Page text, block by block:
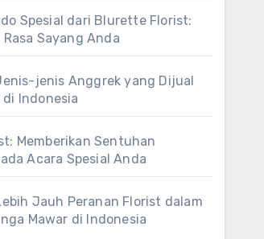
Spesial dari Blurette Florist:
Sayang Anda
jenis Anggrek yang Dijual
Indonesia
Memberikan Sentuhan
Acara Spesial Anda
Jauh Peranan Florist dalam
Mawar di Indonesia